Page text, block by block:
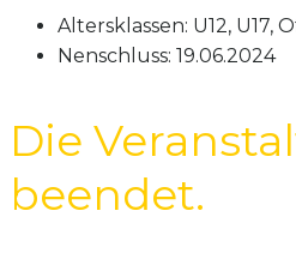
Altersklassen: U12, U17,
Nenschluss: 19.06.2024
Die
beendet.